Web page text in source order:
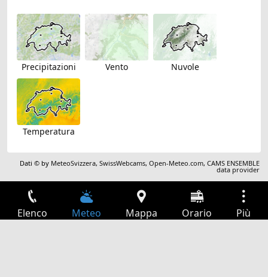
Precipitazioni Vento Nuvole
Temperatura
Dati © by MeteoSvizzera,SwissWebcams,Open-Meteo.com,CAMS ENSEMBLE
data provider
Elenco Meteo Mappa Orario Più